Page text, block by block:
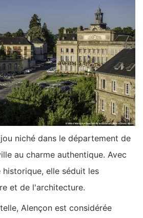
niché dans le département de
au charme authentique. Avec
elle séduit les
et de l'architecture.
Alençon est considérée